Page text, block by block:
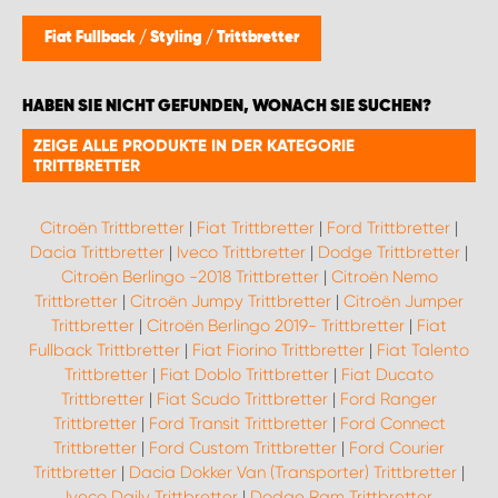
Fiat Fullback / Styling / Trittbretter
HABEN SIE NICHT GEFUNDEN, WONACH SIE SUCHEN?
ZEIGE ALLE PRODUKTE IN DER KATEGORIE
TRITTBRETTER
Citroën Trittbretter | Fiat Trittbretter | Ford Trittbretter |
Dacia Trittbretter | Iveco Trittbretter | Dodge Trittbretter |
Citroën Berlingo -2018 Trittbretter| Citroën Nemo
Trittbretter | Citroën Jumpy Trittbretter | Citroën Jumper
Trittbretter | Citroën Berlingo 2019- Trittbretter | Fiat
Fullback Trittbretter | Fiat Fiorino Trittbretter | Fiat Talento
Trittbretter | Fiat Doblo Trittbretter | Fiat Ducato
Trittbretter | Fiat Scudo Trittbretter | Ford Ranger
Trittbretter| Ford Transit Trittbretter| Ford Connect
Trittbretter | Ford Custom Trittbretter | Ford Courier
Trittbretter | Dacia Dokker Van (Transporter) Trittbretter |